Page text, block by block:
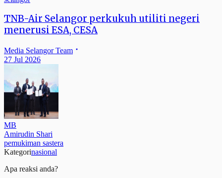
TNB-Air Selangor perkukuh utiliti negeri
menerusi ESA, CESA
Media Selangor Team
27 Jul 2026
MB
Amirudin Shari
pemukiman sastera
Kategorinasional
Apa reaksi anda?